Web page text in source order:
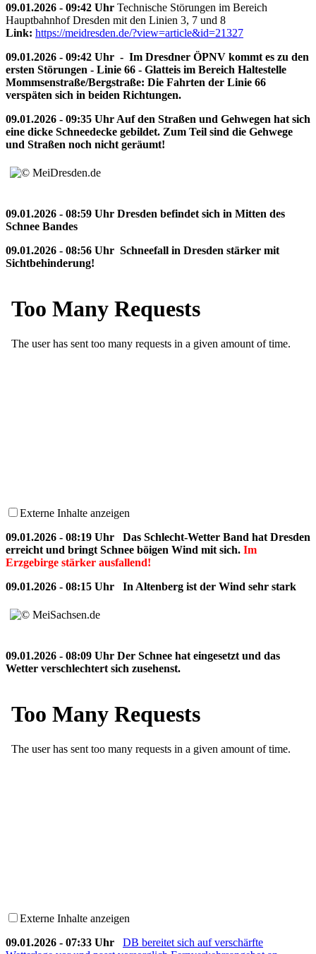
09.01.2026 - 09:42 Uhr Technische Störungen im Bereich
Hauptbahnhof Dresden mit den Linien 3, 7 und 8
Link: https://meidresden.de/?view=article&id=21327
09.01.2026 - 09:42 Uhr - Im Dresdner ÖPNV kommt es zu den
ersten Störungen - Linie 66 - Glatteis im Bereich Haltestelle
Mommsenstraße/Bergstraße: Die Fahrten der Linie 66
verspäten sich in beiden Richtungen.
09.01.2026 - 09:35 Uhr Auf den Straßen und Gehwegen hat sich
eine dicke Schneedecke gebildet. Zum Teil sind die Gehwege
und Straßen noch nicht geräumt!
09.01.2026 - 08:59 Uhr Dresden befindet sich in Mitten des
Schnee Bandes
09.01.2026 - 08:56 Uhr Schneefall in Dresden stärker mit
Sichtbehinderung!
Externe Inhalte anzeigen
09.01.2026 - 08:19 Uhr Das Schlecht-Wetter Band hat Dresden
erreicht und bringt Schnee böigen Wind mit sich. Im
Erzgebirge stärker ausfallend!
09.01.2026 - 08:15 Uhr In Altenberg ist der Wind sehr stark
09.01.2026 - 08:09 Uhr Der Schnee hat eingesetzt und das
Wetter verschlechtert sich zusehenst.
Externe Inhalte anzeigen
09.01.2026 - 07:33 Uhr DB bereitet sich auf verschärfte